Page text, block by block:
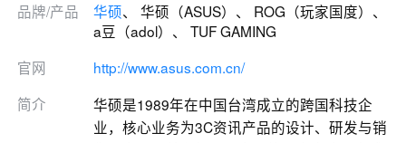
品牌/产品
华硕、 华硕（ASUS）、 ROG（玩家国度）、
a豆（adol）、 TUF GAMING
官网
http://www.asus.com.cn/
简介
华硕是1989年在中国台湾成立的跨国科技企
业，核心业务为3C资讯产品的设计、研发与销